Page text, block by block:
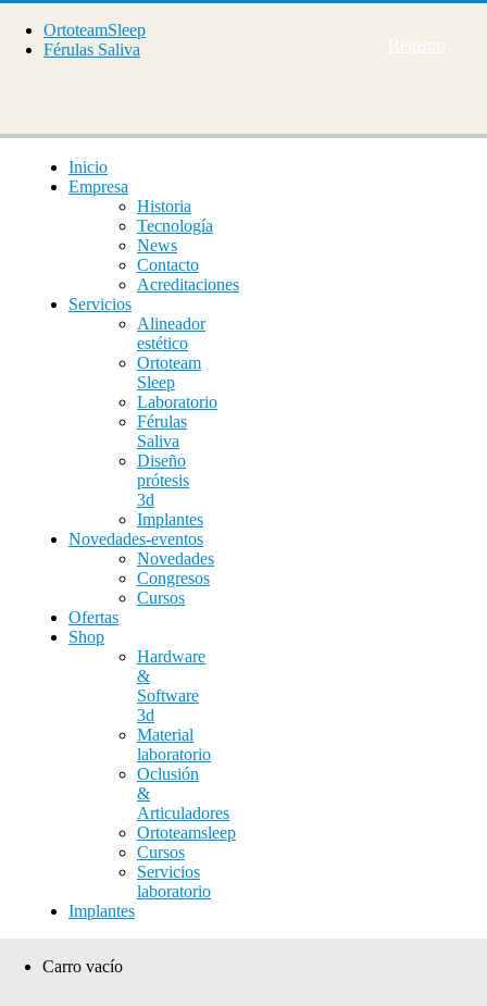
Registro
OrtoteamSleep
Férulas Saliva
Inicio
Empresa
Historia
Tecnología
News
Contacto
Acreditaciones
Servicios
Alineador
estético
Ortoteam
Sleep
Laboratorio
Férulas
Saliva
Diseño
prótesis
3d
Implantes
Novedades-eventos
Novedades
Congresos
Cursos
Ofertas
Shop
Hardware
&
Software
3d
Material
laboratorio
Oclusión
&
Articuladores
Ortoteamsleep
Cursos
Servicios
laboratorio
Implantes
Carro vacío